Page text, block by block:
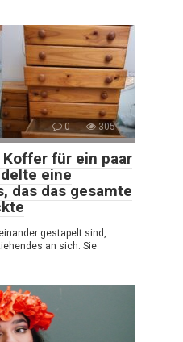
0 305
für ein paar
eine
das das gesamte
gestapelt sind,
an sich. Sie